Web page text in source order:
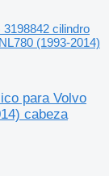
cilindro
(1993-2014)
para Volvo
cabeza